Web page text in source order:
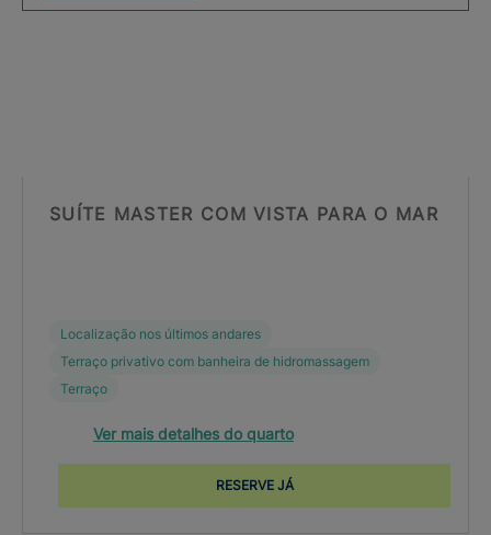
SUÍTE MASTER COM VISTA PARA O MAR
Localização nos últimos andares
Terraço privativo com banheira de hidromassagem
Terraço
Ver mais detalhes do quarto
RESERVE JÁ